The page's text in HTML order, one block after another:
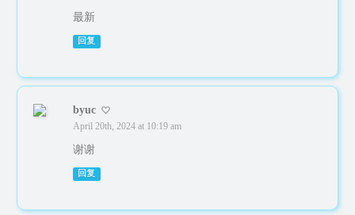
最新
回复
byuc
April 20th, 2024 at 10:19 am
谢谢
回复